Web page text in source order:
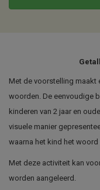
Met de voorstelling maakt
woorden. De eenvoudige
kinderen van 2 jaar en
visuele manier
waarna het kind het woord
Met deze activiteit kan
worden aangeleerd.